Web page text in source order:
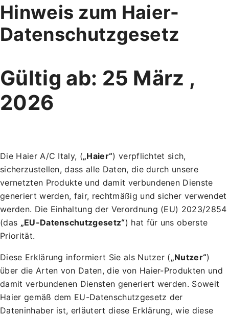
Hinweis zum Haier-
Datenschutzgesetz
Gültig ab: 25 März ,
2026
Die Haier A/C Italy, („Haier“) verpflichtet sich,
sicherzustellen, dass alle Daten, die durch unsere
vernetzten Produkte und damit verbundenen Dienste
generiert werden, fair, rechtmäßig und sicher verwendet
werden. Die Einhaltung der Verordnung (EU) 2023/2854
(das „EU-Datenschutzgesetz“) hat für uns oberste
Priorität.
Diese Erklärung informiert Sie als Nutzer („Nutzer“)
über die Arten von Daten, die von Haier-Produkten und
damit verbundenen Diensten generiert werden. Soweit
Haier gemäß dem EU-Datenschutzgesetz der
Dateninhaber ist, erläutert diese Erklärung, wie diese